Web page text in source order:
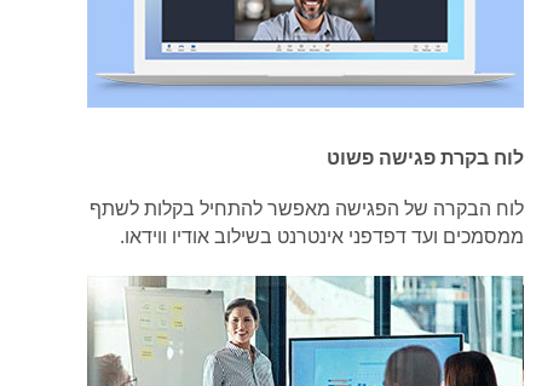
לוח בקרת פגישה פשוט
לוח הבקרה של הפגישה מאפשר להתחיל בקלות לשתף
ממסמכים ועד דפדפני אינטרנט בשילוב אודיו ווידאו.